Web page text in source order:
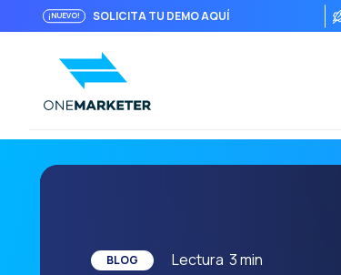
¡NUEVO! SOLICITA TU DEMO AQUÍ
BLOG Lectura 3min